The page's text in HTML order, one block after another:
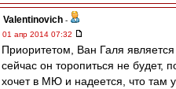
Valentinovich -
01 апр 2014 07:32
Приоритетом, Ван Галя
сейчас он торопиться не будет,
хочет в МЮ и надеется, что там